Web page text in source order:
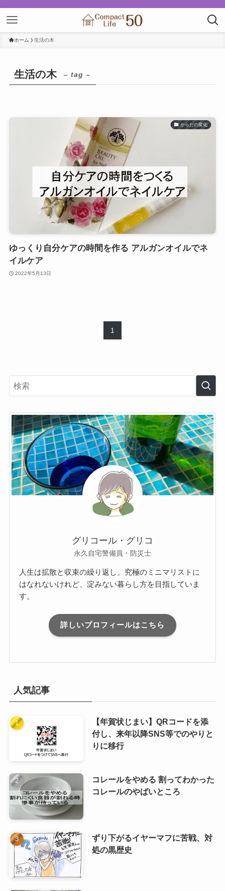
ホーム 生活の木
生活の木 – tag –
からだの変化
ゆっくり自分ケアの時間を作る アルガンオイルでネ
イルケア
2022年5月13日
1
グリコール・グリコ
永久自宅警備員・防災士
人生は拡散と収束の繰り返し。究極のミニマリストに
はなれないけれど、淀みない暮らし方を目指していま
す。
詳しいプロフィールはこちら
人気記事
【年賀状じまい】QRコードを添
付し、来年以降SNS等でのやりと
りに移行
コレールをやめる 割ってわかった
コレールのやばいところ
ずり下がるイヤーマフに苦戦、対
処の黒歴史